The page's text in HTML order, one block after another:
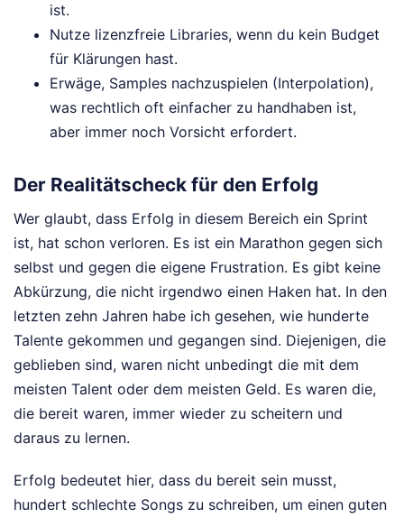
ist.
Nutze lizenzfreie Libraries, wenn du kein Budget
für Klärungen hast.
Erwäge, Samples nachzuspielen (Interpolation),
was rechtlich oft einfacher zu handhaben ist,
aber immer noch Vorsicht erfordert.
Der Realitätscheck für den Erfolg
Wer glaubt, dass Erfolg in diesem Bereich ein Sprint
ist, hat schon verloren. Es ist ein Marathon gegen sich
selbst und gegen die eigene Frustration. Es gibt keine
Abkürzung, die nicht irgendwo einen Haken hat. In den
letzten zehn Jahren habe ich gesehen, wie hunderte
Talente gekommen und gegangen sind. Diejenigen, die
geblieben sind, waren nicht unbedingt die mit dem
meisten Talent oder dem meisten Geld. Es waren die,
die bereit waren, immer wieder zu scheitern und
daraus zu lernen.
Erfolg bedeutet hier, dass du bereit sein musst,
hundert schlechte Songs zu schreiben, um einen guten